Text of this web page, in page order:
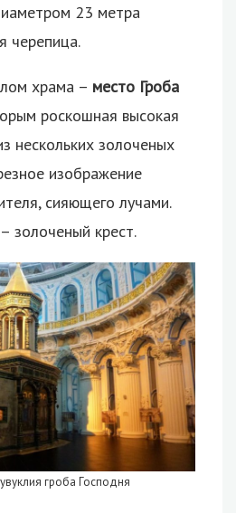
23 метра
черепица.
храма – место Гроба
роскошная высокая
нескольких золоченых
изображение
сияющего лучами.
золоченый крест.
гроба Господня